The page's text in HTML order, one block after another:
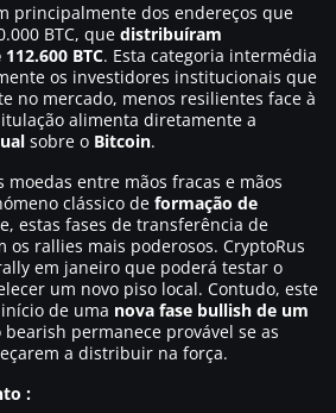
principalmente dos endereços que
BTC, que distribuíram
BTC. Esta categoria intermédia
os investidores institucionais que
no mercado, menos resilientes face à
alimenta diretamente a
sobre o Bitcoin.
entre mãos fracas e mãos
clássico de formação de
estas fases de transferência de
rallies mais poderosos. CryptoRus
em janeiro que poderá testar o
um novo piso local. Contudo, este
de uma nova fase bullish de um
permanece provável se as
a distribuir na força.
: